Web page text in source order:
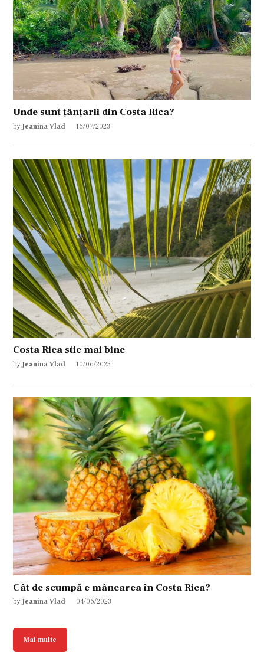
Unde sunt țânțarii din Costa Rica?
by Jeanina Vlad 16/07/2023
Costa Rica stie mai bine
by Jeanina Vlad 10/06/2023
Cât de scumpă e mâncarea în Costa Rica?
by Jeanina Vlad 04/06/2023
Mai multe